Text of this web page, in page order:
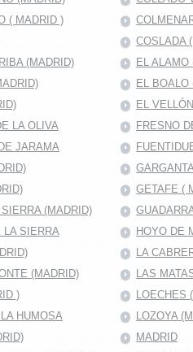
( MADRID )
COSLADA
(MADRID)
EL ALAMO
EL BOALO
EL
LA OLIVA
FRESNO
JARAMA
GETAFE (
(MADRID)
LA SIERRA
HOYO DE
LA
(MADRID)
LAS
)
LOECHES
HUMOSA
LOZOYA
MADRID